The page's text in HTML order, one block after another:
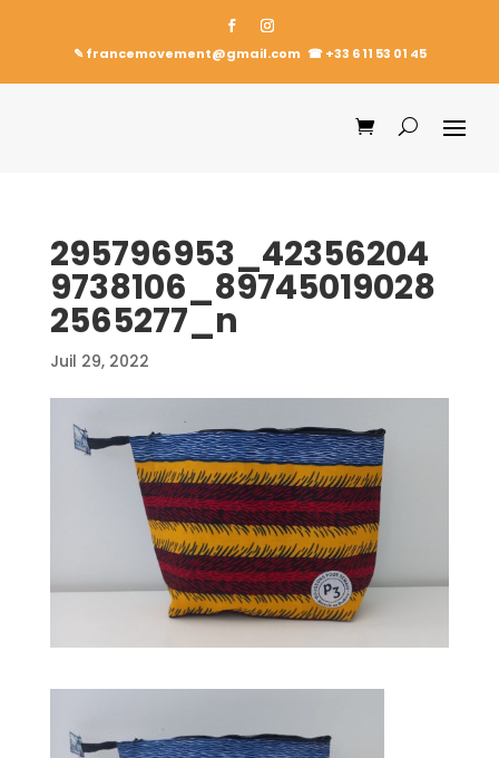
✎ francemovement@gmail.com ☎︎+33 6 11 53 01 45
295796953_42356204
9738106_89745019028
2565277_n
Juil 29, 2022